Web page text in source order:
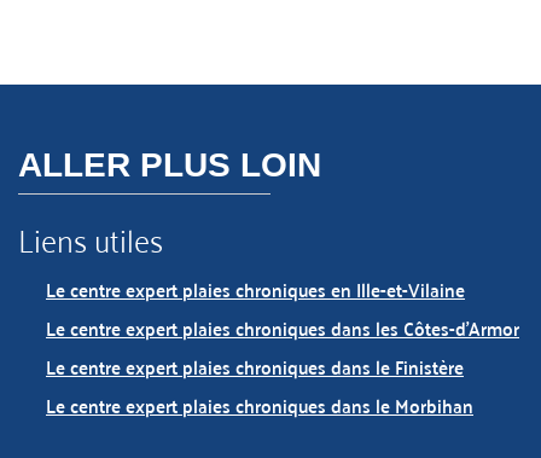
ALLER PLUS LOIN
Liens utiles
Le centre expert plaies chroniques en Ille-et-Vilaine
Le centre expert plaies chroniques dans les Côtes-d'Armor
Le centre expert plaies chroniques dans le Finistère
Le centre expert plaies chroniques dans le Morbihan